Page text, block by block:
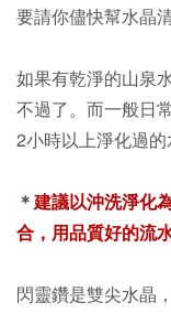
要請你儘快幫水晶
如果有乾淨的山泉
不過了。而一般日
2小時以上淨化過的
＊建議以沖洗淨化
合， 用品質好的流
閃靈鑽是雙尖水晶